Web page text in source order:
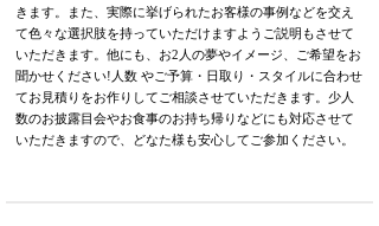
きます。また、実際に挙げられたお客様の事例などを交え
て色々な選択肢を持っていただけますようご説明もさせて
いただきます。他にも、お2人の夢やイメージ、ご希望をお
聞かせください!人数 やご予算・日取り・スタイルに合わせ
てお見積りをお作りしてご相談させていただきます。少人
数のお披露目会やお食事のお持ち帰りなどにも対応させて
いただきますので、どなた様も安心してご参加ください。